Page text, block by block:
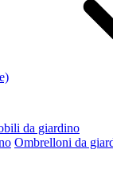
da giardino
Ombrelloni da